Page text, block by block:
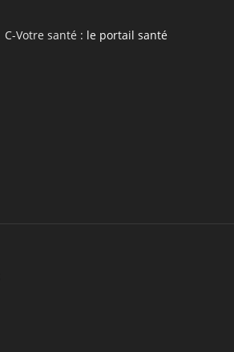
C-Votre santé : le portail santé